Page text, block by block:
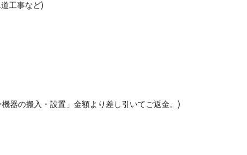
工事など)
器の搬入・設置」金額より差し引いてご返金。)